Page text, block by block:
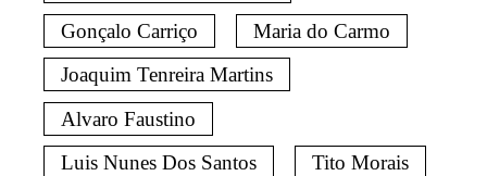
Gonçalo Carriço
Maria do Carmo
Joaquim Tenreira Martins
Alvaro Faustino
Luis Nunes Dos Santos
Tito Morais